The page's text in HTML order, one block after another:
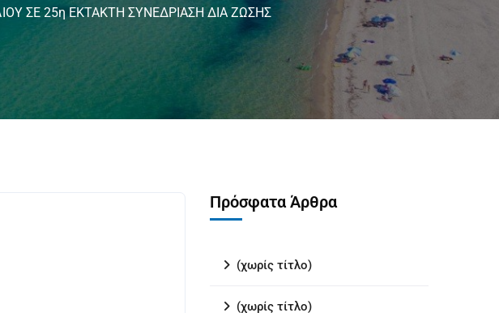
ΣΕ 25η ΕΚΤΑΚΤΗ ΣΥΝΕΔΡΙΑΣΗ ΔΙΑ ΖΩΣΗΣ
Πρόσφατα Άρθρα
(χωρίς τίτλο)
(χωρίς τίτλο)